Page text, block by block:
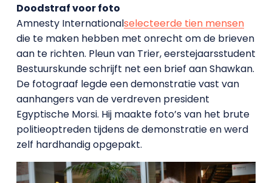
Doodstraf voor foto
Amnesty Internationalselecteerde tien mensen
die te maken hebben met onrecht om de brieven
aan te richten. Pleun van Trier, eerstejaarsstudent
Bestuurskunde schrijft net een brief aan Shawkan.
De fotograaf legde een demonstratie vast van
aanhangers van de verdreven president
Egyptische Morsi. Hij maakte foto’s van het brute
politieoptreden tijdens de demonstratie en werd
zelf hardhandig opgepakt.